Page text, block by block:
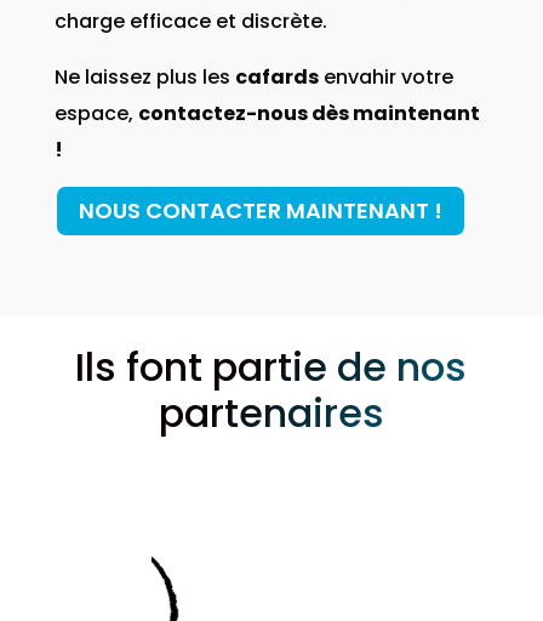
charge efficace et discrète.
Ne laissez plus les cafardsenvahir votre
espace, contactez-nous dès maintenant
!
NOUS CONTACTER MAINTENANT !
Ils font partie de nos
partenaires